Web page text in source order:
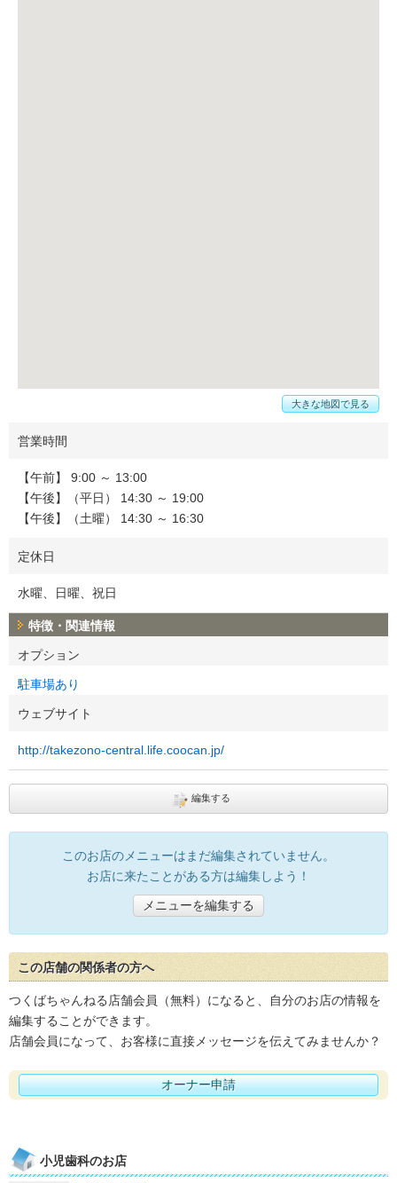
大きな地図で見る
営業時間
【午前】 9:00 ～ 13:00
【午後】（平日） 14:30 ～ 19:00
【午後】（土曜） 14:30 ～ 16:30
定休日
水曜、日曜、祝日
特徴・関連情報
オプション
駐車場あり
ウェブサイト
http://takezono-central.life.coocan.jp/
編集する
このお店のメニューはまだ編集されていません。
お店に来たことがある方は編集しよう！
メニューを編集する
この店舗の関係者の方へ
つくばちゃんねる店舗会員（無料）になると、自分のお店の情報を
編集することができます。
店舗会員になって、お客様に直接メッセージを伝えてみませんか？
オーナー申請
小児歯科のお店